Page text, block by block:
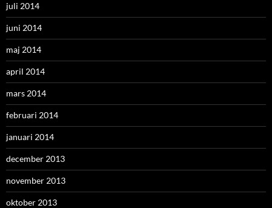
juli 2014
juni 2014
maj 2014
april 2014
mars 2014
februari 2014
januari 2014
december 2013
november 2013
oktober 2013